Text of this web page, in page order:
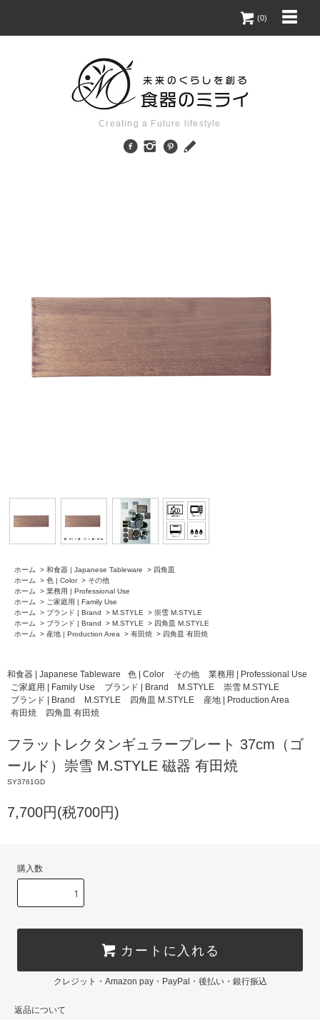
(0)
Creating a Future lifestyle
ホーム > 和食器 | Japanese Tableware > 四角皿
ホーム
> 色 | Color > その他
ホーム
> 業務用 | Professional Use
ホーム
> ご家庭用 | Family Use
ホーム
> ブランド | Brand > M.STYLE > 崇雪 M.STYLE
ホーム
> ブランド | Brand > M.STYLE > 四角皿 M.STYLE
ホーム
> 産地 | Production Area > 有田焼 > 四角皿 有田焼
和食器 | Japanese Tableware 色 | Color その他
業務用 | Professional Use
ご家庭用 | Family Use
ブランド | Brand M.STYLE
崇雪 M.STYLE
ブランド | Brand
M.STYLE 四角皿 M.STYLE
産地 | Production Area
有田焼
四角皿 有田焼
フラットレクタンギュラープレート 37cm（ゴ
ールド）崇雪 M.STYLE 磁器 有田焼
SY3761GD
7,700円(税700円)
購入数
カートに入れる
クレジット・Amazon pay・PayPal・後払い・銀行振込
返品について